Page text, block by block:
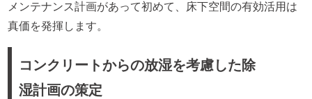
メンテナンス計画があって初めて、床下空間の有効活用は
真価を発揮します。
コンクリートからの放湿を考慮した除
湿計画の策定